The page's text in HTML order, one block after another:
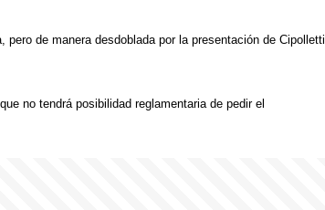
de manera desdoblada por la presentación de Cipolletti
no tendrá posibilidad reglamentaria de pedir el